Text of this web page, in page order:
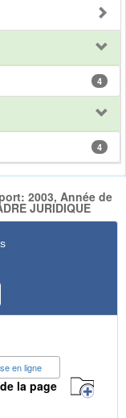
4
4
2003, Année de
JURIDIQUE
en ligne
la page